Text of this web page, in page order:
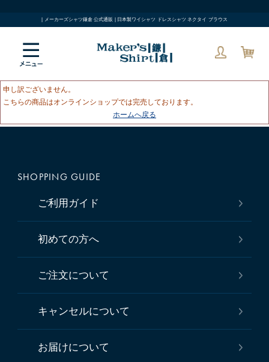
| メーカーズシャツ鎌倉 公式通販 | 日本製ワイシャツ ドレスシャツ ネクタイ ブラウス
申し訳ございません。
こちらの商品はオンラインショップでは完売しております。
ホームへ戻る
SHOPPING GUIDE
ご利用ガイド
初めての方へ
ご注文について
キャンセルについて
お届けについて